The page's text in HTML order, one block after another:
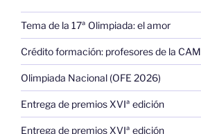
Tema de la 17ª Olimpiada: el amor
Crédito formación: profesores de la CAM
Olimpiada Nacional (OFE 2026)
Entrega de premios XVIª edición
Entrega de premios XVIª edición